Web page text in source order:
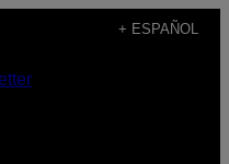
+ ESPAÑOL